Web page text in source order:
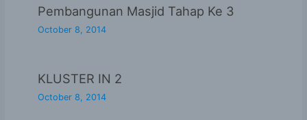
Pembangunan Masjid Tahap Ke 3
October 8, 2014
KLUSTER IN 2
October 8, 2014